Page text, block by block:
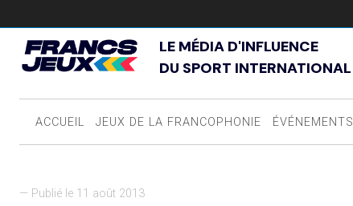
LE MÉDIA D'INFLUENCE
DU SPORT INTERNATIONAL
ACCUEIL JEUX DE LA FRANCOPHONIE ÉVÉNEMENTS
— Publié le 11 août 2013